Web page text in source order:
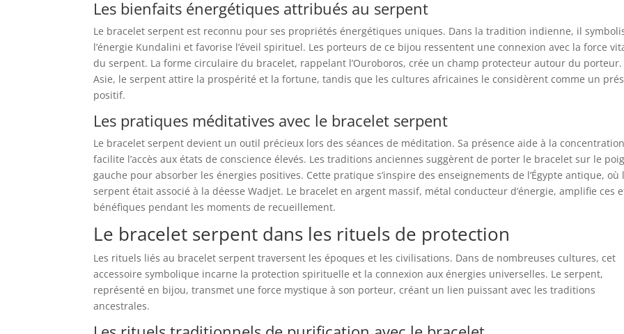
Les bienfaits énergétiques attribués au serpent
Le bracelet serpent est reconnu pour ses propriétés énergétiques uniques. Dans la tradition indienne, il
l’énergie Kundalini et favorise l’éveil spirituel. Les porteurs de ce bijou ressentent une connexion avec la force
du serpent. La forme circulaire du bracelet, rappelant l’Ouroboros, crée un champ protecteur autour du porteur.
Asie, le serpent attire la prospérité et la fortune, tandis que les cultures africaines le considèrent comme un
positif.
Les pratiques méditatives avec le bracelet serpent
Le bracelet serpent devient un outil précieux lors des séances de méditation. Sa présence aide à la
facilite l’accès aux états de conscience élevés. Les traditions anciennes suggèrent de porter le bracelet sur le
gauche pour absorber les énergies positives. Cette pratique s’inspire des enseignements de l’Égypte antique, où
serpent était associé à la déesse Wadjet. Le bracelet en argent massif, métal conducteur d’énergie, amplifie ces
bénéfiques pendant les moments de recueillement.
Le bracelet serpent dans les rituels de protection
Les rituels liés au bracelet serpent traversent les époques et les civilisations. Dans de nombreuses cultures, cet
accessoire symbolique incarne la protection spirituelle et la connexion aux énergies universelles. Le serpent,
représenté en bijou, transmet une force mystique à son porteur, créant un lien puissant avec les traditions
ancestrales.